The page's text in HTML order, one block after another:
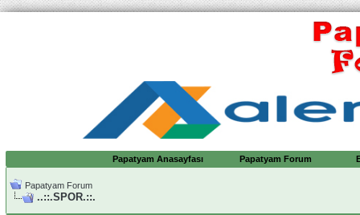
Papatyam Anasayfası Papatyam Forum
Papatyam Forum
..::.SPOR.::.